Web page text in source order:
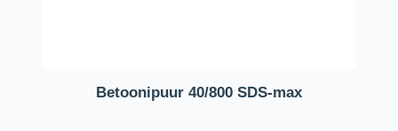
Betoonipuur 40/800 SDS-max